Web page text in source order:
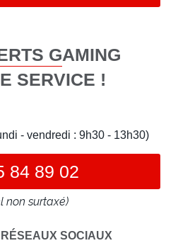
GAMING
SERVICE !
- vendredi : 9h30 - 13h30)
84 89 02
non surtaxé)
SOCIAUX